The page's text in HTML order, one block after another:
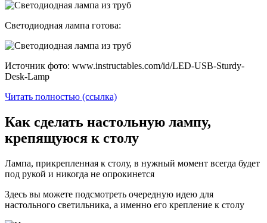
Светодиодная лампа готова:
Источник фото: www.instructables.com/id/LED-USB-Sturdy-
Desk-Lamp
Читать полностью (ссылка)
Как сделать настольную лампу,
крепящуюся к столу
Лампа, прикрепленная к столу, в нужный момент всегда будет
под рукой и никогда не опрокинется
Здесь вы можете подсмотреть очередную идею для
настольного светильника, а именно его крепление к столу